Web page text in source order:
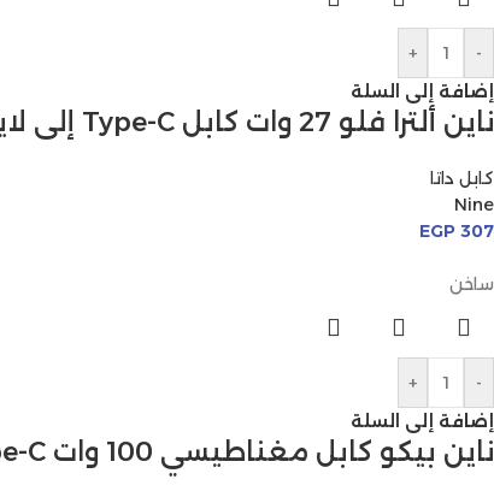
-
+
إضافة إلى السلة
ناين ألترا فلو 27 وات كابل Type-C إلى لايتنينج
كابل داتا
Nine
EGP 307
ساخن
-
+
إضافة إلى السلة
ناين بيكو كابل مغناطيسي 100 وات Type-C إلى Type-C